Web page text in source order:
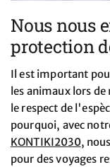
Nous nous
protection
Il est important
les animaux lors
le respect de
pourquoi, avec
KONTIKI2030,
pour des voyages